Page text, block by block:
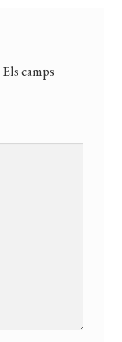
Els camps